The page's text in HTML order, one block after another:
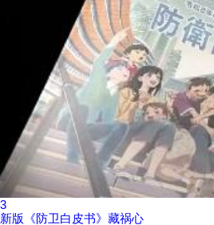
3
新版《防卫白皮书》藏祸心